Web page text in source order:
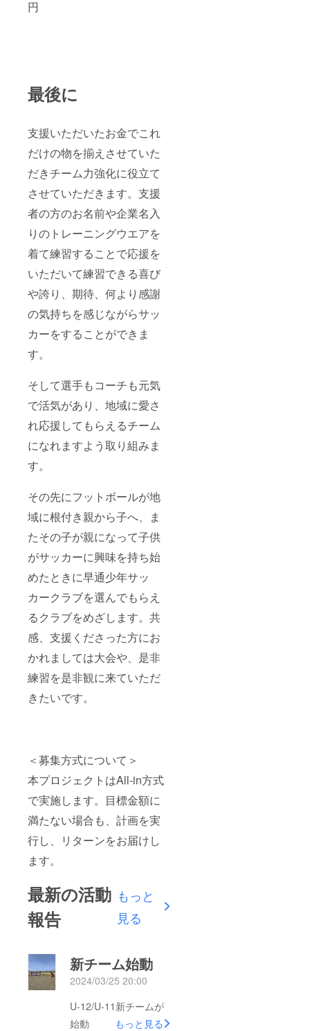
円
最後に
支援いただいたお金でこれ
だけの物を揃えさせていた
だきチーム力強化に役立て
させていただきます。支援
者の方のお名前や企業名入
りのトレーニングウエアを
着て練習することで応援を
いただいて練習できる喜び
や誇り、期待、何より感謝
の気持ちを感じながらサッ
カーをすることができま
す。
そして選手もコーチも元気
で活気があり、地域に愛さ
れ応援してもらえるチーム
になれますよう取り組みま
す。
その先にフットボールが地
域に根付き親から子へ、ま
たその子が親になって子供
がサッカーに興味を持ち始
めたときに早通少年サッ
カークラブを選んでもらえ
るクラブをめざします。共
感、支援くださった方にお
かれましては大会や、是非
練習を是非観に来ていただ
きたいです。
＜募集方式について＞
本プロジェクトはAll-in方式
で実施します。目標金額に
満たない場合も、計画を実
行し、リターンをお届けし
ます。
最新の活動
報告
もっと
見る
新チーム始動
2024/03/25 20:00
U-12/U-11新チームが
始動
もっと見る